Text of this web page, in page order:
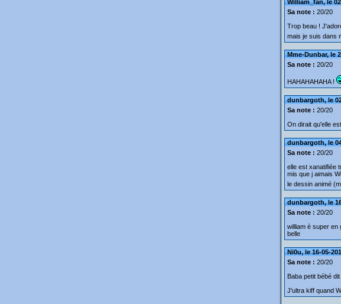
William_fan, le
Sa note : 20/20
Trop beau !
mais je suis dans
Mme-Dunbar, le
Sa note : 20/20
HAHAHAHAHA !
dunbargoth, le
Sa note : 20/20
On dirait qu'elle
dunbargoth, le
Sa note : 20/20
elle est xanatifiée
mis que j aimais
le dessin animé
dunbargoth, le
Sa note : 20/20
william è super en
belle
Ni0u, le 16-05-
Sa note : 20/20
Baba petit bébé
J'ultra kiff quand